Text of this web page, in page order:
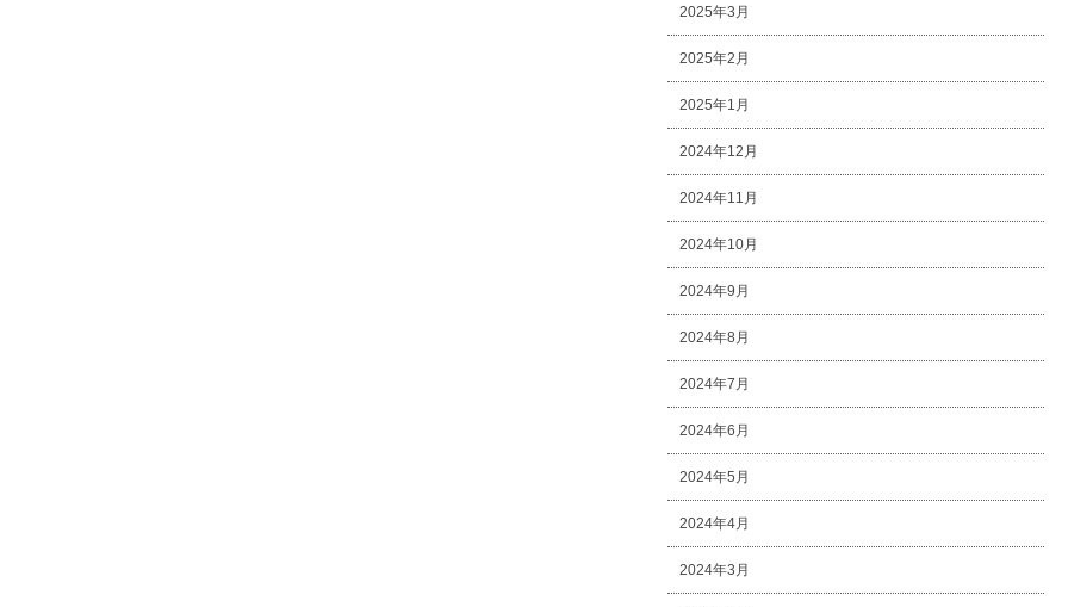
2025年3月
2025年2月
2025年1月
2024年12月
2024年11月
2024年10月
2024年9月
2024年8月
2024年7月
2024年6月
2024年5月
2024年4月
2024年3月